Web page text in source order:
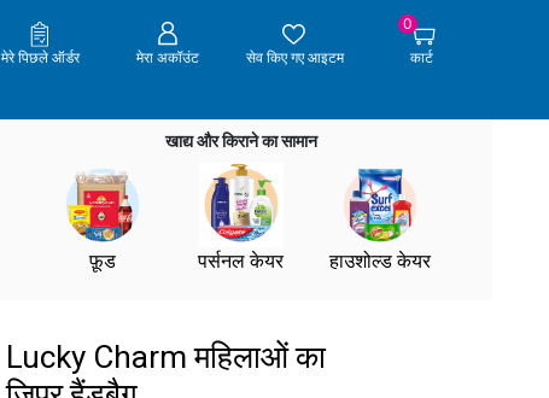
मेरे पिछले ऑर्डर मेरा अकॉउंट सेव किए गए आइटम
0
कार्ट
खाद्य और किराने का सामान
फ़ूड पर्सनल केयर हाउशोल्ड केयर
Lucky Charm महिलाओं का